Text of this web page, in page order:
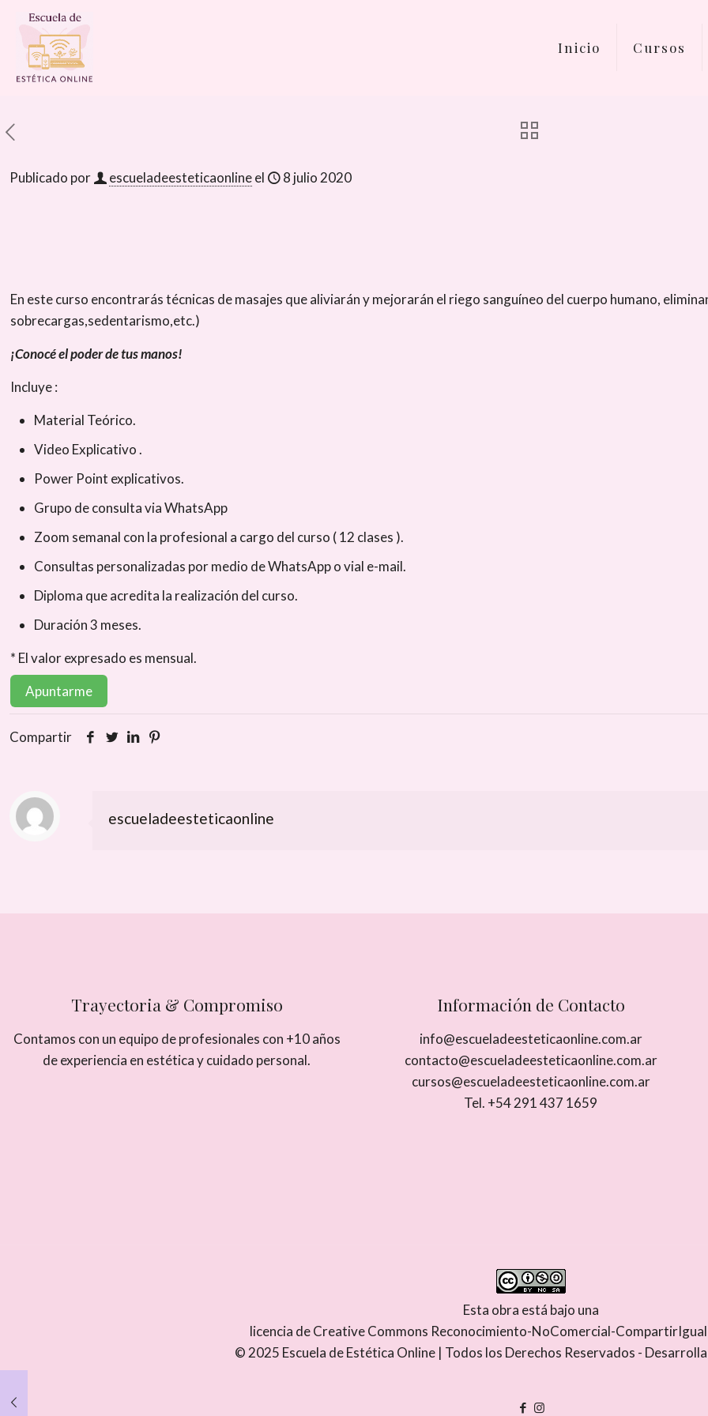
Inicio Cursos
Publicado por escueladeesteticaonlineel 8 julio 2020
En este curso encontrarás técnicas de masajes que aliviarán y mejorarán el riego sanguíneo del cuerpo humano,
sobrecargas,sedentarismo,etc.)
¡Conocé el poder de tus manos!
Incluye :
Material Teórico.
Video Explicativo .
Power Point explicativos.
Grupo de consulta via WhatsApp
Zoom semanal con la profesional a cargo del curso ( 12 clases ).
Consultas personalizadas por medio de WhatsApp o vial e-mail.
Diploma que acredita la realización del curso.
Duración 3 meses.
* El valor expresado es mensual.
Apuntarme
Compartir
escueladeesteticaonline
Trayectoria & Compromiso
Contamos con un equipo de profesionales con +10 años
de experiencia en estética y cuidado personal.
Información de Contacto
info@escueladeesteticaonline.com.ar
contacto@escueladeesteticaonline.com.ar
cursos@escueladeesteticaonline.com.ar
Tel. +54 291 437 1659
Esta obra está bajo una
licencia de Creative Commons Reconocimiento-NoComercial-
© 2025 Escuela de Estética Online | Todos los Derechos Reservados -